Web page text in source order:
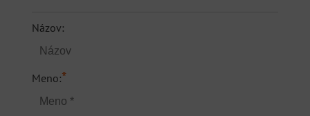
Názov:
Meno:*